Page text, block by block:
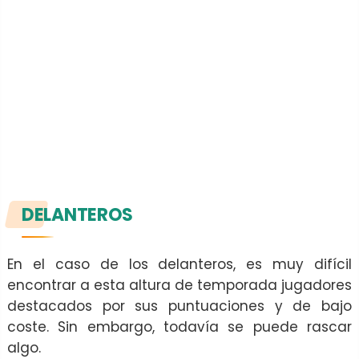
DELANTEROS
En el caso de los delanteros, es muy difícil
encontrar a esta altura de temporada jugadores
destacados por sus puntuaciones y de bajo
coste. Sin embargo, todavía se puede rascar
algo.